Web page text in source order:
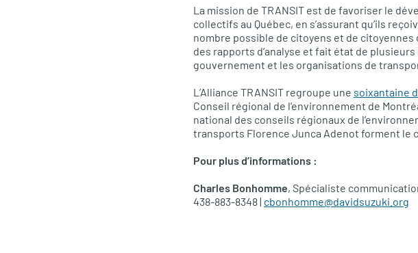
La mission de TRANSIT est de favoriser le
collectifs au Québec, en s’assurant qu’ils
nombre possible de citoyens et de citoyennes
des rapports d’analyse et fait état de
gouvernement et les organisations de
L’Alliance TRANSIT regroupe une soixantaine
Conseil régional de l’environnement de
national des conseils régionaux de
transports Florence Junca Adenot forment le
Pour plus d’informations :
Charles Bonhomme, Spécialiste
438-883-8348 | cbonhomme@davidsuzuki.org